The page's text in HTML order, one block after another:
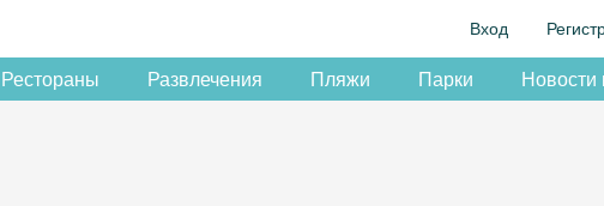
Вход
Рестораны Развлечения Пляжи Парки Новости